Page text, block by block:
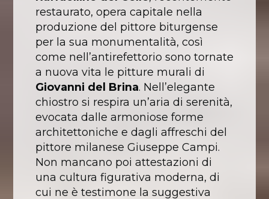
restaurato, opera capitale nella
produzione del pittore biturgense
per la sua monumentalità, così
come nell’antirefettorio sono tornate
a nuova vita le pitture murali di
Giovanni del Brina. Nell’elegante
chiostro si respira un’aria di serenità,
evocata dalle armoniose forme
architettoniche e dagli affreschi del
pittore milanese Giuseppe Campi.
Non mancano poi attestazioni di
una cultura figurativa moderna, di
cui ne è testimone la suggestiva